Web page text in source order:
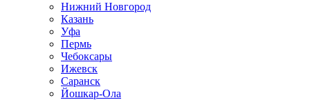
Нижний Новгород
Казань
Уфа
Пермь
Чебоксары
Ижевск
Саранск
Йошкар-Ола